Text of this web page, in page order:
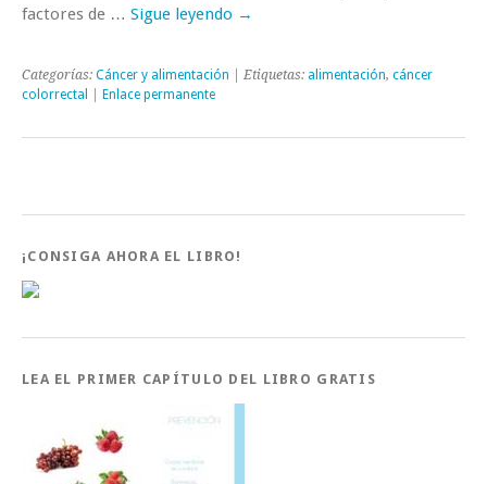
factores de … Sigue leyendo →
Categorías: Cáncer y alimentación | Etiquetas: alimentación, cáncer
colorrectal
Enlace permanente
¡CONSIGA AHORA EL LIBRO!
LEA EL PRIMER CAPÍTULO DEL LIBRO GRATIS